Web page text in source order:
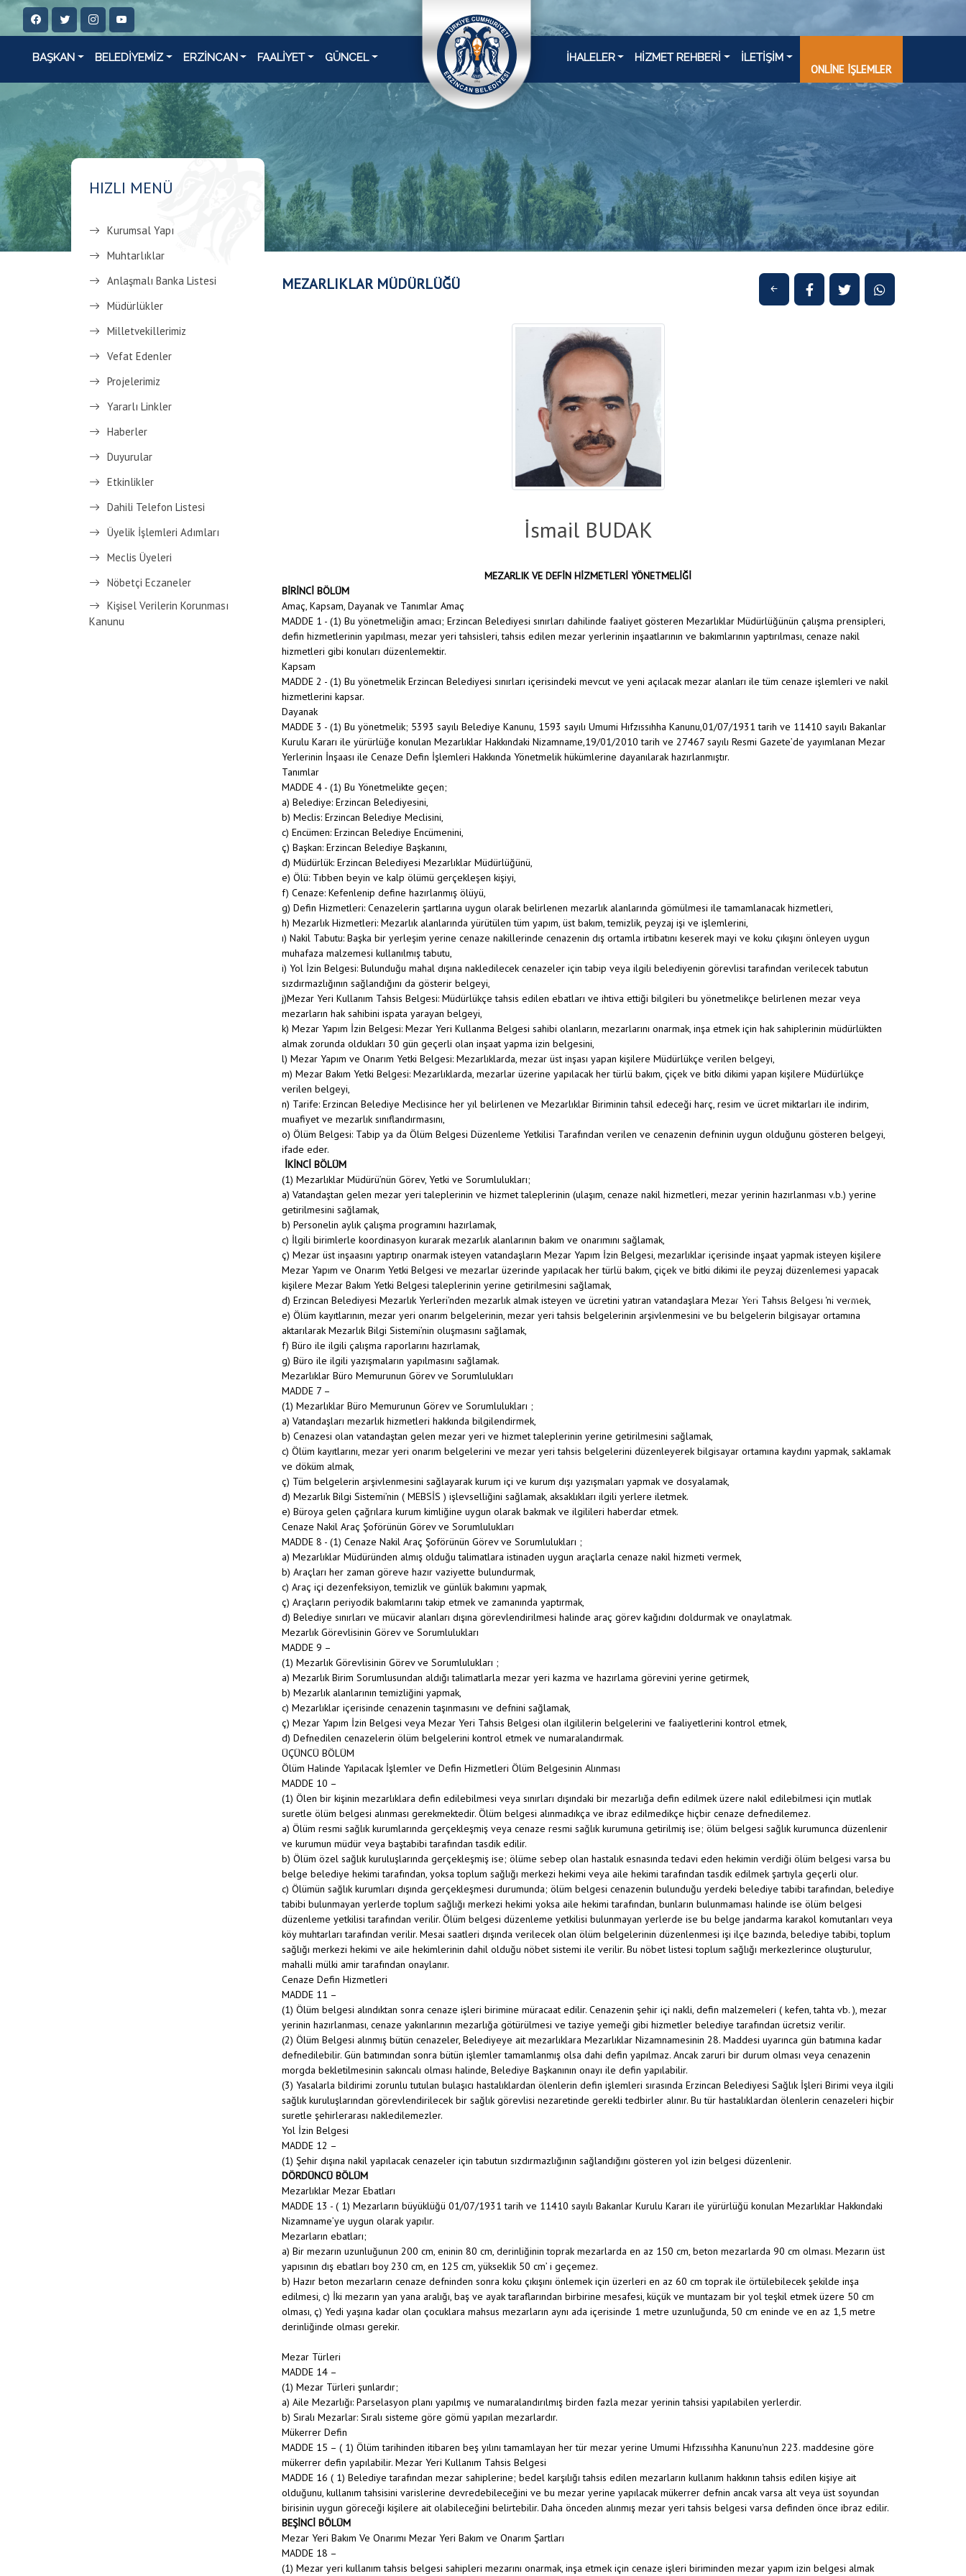
BAŞKAN BELEDİYEMİZ ERZİNCAN FAALİYET GÜNCEL İHALELER HİZMET REHBERİ İLETİŞİM
ONLİNE İŞLEMLER
Anasayfa / Müdürlükler / MEZARLIKLAR MÜDÜRLÜĞÜ
HIZLI MENÜ
Kurumsal Yapı
Muhtarlıklar
Anlaşmalı Banka Listesi
Müdürlükler
Milletvekillerimiz
Vefat Edenler
Projelerimiz
Yararlı Linkler
Haberler
Duyurular
Etkinlikler
Dahili Telefon Listesi
Üyelik İşlemleri Adımları
Meclis Üyeleri
Nöbetçi Eczaneler
Kişisel Verilerin Korunması
Kanunu
MEZARLIKLAR MÜDÜRLÜĞÜ
İsmail BUDAK
MEZARLIK VE DEFİN HİZMETLERİ YÖNETMELİĞİ
BİRİNCİ BÖLÜM
Amaç, Kapsam, Dayanak ve Tanımlar Amaç
MADDE 1 - (1) Bu yönetmeliğin amacı; Erzincan Belediyesi sınırları dahilinde faaliyet gösteren Mezarlıklar Müdürlüğünün çalışma prensipleri,
defin hizmetlerinin yapılması, mezar yeri tahsisleri, tahsis edilen mezar yerlerinin inşaatlarının ve bakımlarının yaptırılması, cenaze nakil
hizmetleri gibi konuları düzenlemektir.
Kapsam
MADDE 2 - (1) Bu yönetmelik Erzincan Belediyesi sınırları içerisindeki mevcut ve yeni açılacak mezar alanları ile tüm cenaze işlemleri ve nakil
hizmetlerini kapsar.
Dayanak
MADDE 3 - (1) Bu yönetmelik; 5393 sayılı Belediye Kanunu, 1593 sayılı Umumi Hıfzıssıhha Kanunu,01/07/1931 tarih ve 11410 sayılı Bakanlar
Kurulu Kararı ile yürürlüğe konulan Mezarlıklar Hakkındaki Nizamname,19/01/2010 tarih ve 27467 sayılı Resmi Gazete’de yayımlanan Mezar
Yerlerinin İnşaası ile Cenaze Defin İşlemleri Hakkında Yönetmelik hükümlerine dayanılarak hazırlanmıştır.
Tanımlar
MADDE 4 - (1) Bu Yönetmelikte geçen;
a) Belediye: Erzincan Belediyesini,
b) Meclis: Erzincan Belediye Meclisini,
c) Encümen: Erzincan Belediye Encümenini,
ç) Başkan: Erzincan Belediye Başkanını,
d) Müdürlük: Erzincan Belediyesi Mezarlıklar Müdürlüğünü,
e) Ölü: Tıbben beyin ve kalp ölümü gerçekleşen kişiyi,
f) Cenaze: Kefenlenip define hazırlanmış ölüyü,
g) Defin Hizmetleri: Cenazelerin şartlarına uygun olarak belirlenen mezarlık alanlarında gömülmesi ile tamamlanacak hizmetleri,
h) Mezarlık Hizmetleri: Mezarlık alanlarında yürütülen tüm yapım, üst bakım, temizlik, peyzaj işi ve işlemlerini,
ı) Nakil Tabutu: Başka bir yerleşim yerine cenaze nakillerinde cenazenin dış ortamla irtibatını keserek mayi ve koku çıkışını önleyen uygun
muhafaza malzemesi kullanılmış tabutu,
i) Yol İzin Belgesi: Bulunduğu mahal dışına nakledilecek cenazeler için tabip veya ilgili belediyenin görevlisi tarafından verilecek tabutun
sızdırmazlığının sağlandığını da gösterir belgeyi,
j)Mezar Yeri Kullanım Tahsis Belgesi: Müdürlükçe tahsis edilen ebatları ve ihtiva ettiği bilgileri bu yönetmelikçe belirlenen mezar veya
mezarların hak sahibini ispata yarayan belgeyi,
k) Mezar Yapım İzin Belgesi: Mezar Yeri Kullanma Belgesi sahibi olanların, mezarlarını onarmak, inşa etmek için hak sahiplerinin müdürlükten
almak zorunda oldukları 30 gün geçerli olan inşaat yapma izin belgesini,
l) Mezar Yapım ve Onarım Yetki Belgesi: Mezarlıklarda, mezar üst inşası yapan kişilere Müdürlükçe verilen belgeyi,
m) Mezar Bakım Yetki Belgesi: Mezarlıklarda, mezarlar üzerine yapılacak her türlü bakım, çiçek ve bitki dikimi yapan kişilere Müdürlükçe
verilen belgeyi,
n) Tarife: Erzincan Belediye Meclisince her yıl belirlenen ve Mezarlıklar Biriminin tahsil edeceği harç, resim ve ücret miktarları ile indirim,
muafiyet ve mezarlık sınıflandırmasını,
o) Ölüm Belgesi: Tabip ya da Ölüm Belgesi Düzenleme Yetkilisi Tarafından verilen ve cenazenin defninin uygun olduğunu gösteren belgeyi,
ifade eder.
İKİNCİ BÖLÜM
(1) Mezarlıklar Müdürü’nün Görev, Yetki ve Sorumlulukları;
a) Vatandaştan gelen mezar yeri taleplerinin ve hizmet taleplerinin (ulaşım, cenaze nakil hizmetleri, mezar yerinin hazırlanması v.b.) yerine
getirilmesini sağlamak,
b) Personelin aylık çalışma programını hazırlamak,
c) İlgili birimlerle koordinasyon kurarak mezarlık alanlarının bakım ve onarımını sağlamak,
ç) Mezar üst inşaasını yaptırıp onarmak isteyen vatandaşların Mezar Yapım İzin Belgesi, mezarlıklar içerisinde inşaat yapmak isteyen kişilere
Mezar Yapım ve Onarım Yetki Belgesi ve mezarlar üzerinde yapılacak her türlü bakım, çiçek ve bitki dikimi ile peyzaj düzenlemesi yapacak
kişilere Mezar Bakım Yetki Belgesi taleplerinin yerine getirilmesini sağlamak,
d) Erzincan Belediyesi Mezarlık Yerleri’nden mezarlık almak isteyen ve ücretini yatıran vatandaşlara Mezar Yeri Tahsis Belgesi 'ni vermek,
e) Ölüm kayıtlarının, mezar yeri onarım belgelerinin, mezar yeri tahsis belgelerinin arşivlenmesini ve bu belgelerin bilgisayar ortamına
aktarılarak Mezarlık Bilgi Sistemi’nin oluşmasını sağlamak,
f) Büro ile ilgili çalışma raporlarını hazırlamak,
g) Büro ile ilgili yazışmaların yapılmasını sağlamak.
Mezarlıklar Büro Memurunun Görev ve Sorumlulukları
MADDE 7 –
(1) Mezarlıklar Büro Memurunun Görev ve Sorumlulukları ;
a) Vatandaşları mezarlık hizmetleri hakkında bilgilendirmek,
b) Cenazesi olan vatandaştan gelen mezar yeri ve hizmet taleplerinin yerine getirilmesini sağlamak,
c) Ölüm kayıtlarını, mezar yeri onarım belgelerini ve mezar yeri tahsis belgelerini düzenleyerek bilgisayar ortamına kaydını yapmak, saklamak
ve döküm almak,
ç) Tüm belgelerin arşivlenmesini sağlayarak kurum içi ve kurum dışı yazışmaları yapmak ve dosyalamak,
d) Mezarlık Bilgi Sistemi’nin ( MEBSİS ) işlevselliğini sağlamak, aksaklıkları ilgili yerlere iletmek.
e) Büroya gelen çağrılara kurum kimliğine uygun olarak bakmak ve ilgilileri haberdar etmek.
Cenaze Nakil Araç Şoförünün Görev ve Sorumlulukları
MADDE 8 - (1) Cenaze Nakil Araç Şoförünün Görev ve Sorumlulukları ;
a) Mezarlıklar Müdüründen almış olduğu talimatlara istinaden uygun araçlarla cenaze nakil hizmeti vermek,
b) Araçları her zaman göreve hazır vaziyette bulundurmak,
c) Araç içi dezenfeksiyon, temizlik ve günlük bakımını yapmak,
ç) Araçların periyodik bakımlarını takip etmek ve zamanında yaptırmak,
d) Belediye sınırları ve mücavir alanları dışına görevlendirilmesi halinde araç görev kağıdını doldurmak ve onaylatmak.
Mezarlık Görevlisinin Görev ve Sorumlulukları
MADDE 9 –
(1) Mezarlık Görevlisinin Görev ve Sorumlulukları ;
a) Mezarlık Birim Sorumlusundan aldığı talimatlarla mezar yeri kazma ve hazırlama görevini yerine getirmek,
b) Mezarlık alanlarının temizliğini yapmak,
c) Mezarlıklar içerisinde cenazenin taşınmasını ve defnini sağlamak,
ç) Mezar Yapım İzin Belgesi veya Mezar Yeri Tahsis Belgesi olan ilgililerin belgelerini ve faaliyetlerini kontrol etmek,
d) Defnedilen cenazelerin ölüm belgelerini kontrol etmek ve numaralandırmak.
ÜÇÜNCÜ BÖLÜM
Ölüm Halinde Yapılacak İşlemler ve Defin Hizmetleri Ölüm Belgesinin Alınması
MADDE 10 –
(1) Ölen bir kişinin mezarlıklara defin edilebilmesi veya sınırları dışındaki bir mezarlığa defin edilmek üzere nakil edilebilmesi için mutlak
suretle ölüm belgesi alınması gerekmektedir. Ölüm belgesi alınmadıkça ve ibraz edilmedikçe hiçbir cenaze defnedilemez.
a) Ölüm resmi sağlık kurumlarında gerçekleşmiş veya cenaze resmi sağlık kurumuna getirilmiş ise; ölüm belgesi sağlık kurumunca düzenlenir
ve kurumun müdür veya baştabibi tarafından tasdik edilir.
b) Ölüm özel sağlık kuruluşlarında gerçekleşmiş ise; ölüme sebep olan hastalık esnasında tedavi eden hekimin verdiği ölüm belgesi varsa bu
belge belediye hekimi tarafından, yoksa toplum sağlığı merkezi hekimi veya aile hekimi tarafından tasdik edilmek şartıyla geçerli olur.
c) Ölümün sağlık kurumları dışında gerçekleşmesi durumunda; ölüm belgesi cenazenin bulunduğu yerdeki belediye tabibi tarafından, belediye
tabibi bulunmayan yerlerde toplum sağlığı merkezi hekimi yoksa aile hekimi tarafından, bunların bulunmaması halinde ise ölüm belgesi
düzenleme yetkilisi tarafından verilir. Ölüm belgesi düzenleme yetkilisi bulunmayan yerlerde ise bu belge jandarma karakol komutanları veya
köy muhtarları tarafından verilir. Mesai saatleri dışında verilecek olan ölüm belgelerinin düzenlenmesi işi ilçe bazında, belediye tabibi, toplum
sağlığı merkezi hekimi ve aile hekimlerinin dahil olduğu nöbet sistemi ile verilir. Bu nöbet listesi toplum sağlığı merkezlerince oluşturulur,
mahalli mülki amir tarafından onaylanır.
Cenaze Defin Hizmetleri
MADDE 11 –
(1) Ölüm belgesi alındıktan sonra cenaze işleri birimine müracaat edilir. Cenazenin şehir içi nakli, defin malzemeleri ( kefen, tahta vb. ), mezar
yerinin hazırlanması, cenaze yakınlarının mezarlığa götürülmesi ve taziye yemeği gibi hizmetler belediye tarafından ücretsiz verilir.
(2) Ölüm Belgesi alınmış bütün cenazeler, Belediyeye ait mezarlıklara Mezarlıklar Nizamnamesinin 28. Maddesi uyarınca gün batımına kadar
defnedilebilir. Gün batımından sonra bütün işlemler tamamlanmış olsa dahi defin yapılmaz. Ancak zaruri bir durum olması veya cenazenin
morgda bekletilmesinin sakıncalı olması halinde, Belediye Başkanının onayı ile defin yapılabilir.
(3) Yasalarla bildirimi zorunlu tutulan bulaşıcı hastalıklardan ölenlerin defin işlemleri sırasında Erzincan Belediyesi Sağlık İşleri Birimi veya ilgili
sağlık kuruluşlarından görevlendirilecek bir sağlık görevlisi nezaretinde gerekli tedbirler alınır. Bu tür hastalıklardan ölenlerin cenazeleri hiçbir
suretle şehirlerarası nakledilemezler.
Yol İzin Belgesi
MADDE 12 –
(1) Şehir dışına nakil yapılacak cenazeler için tabutun sızdırmazlığının sağlandığını gösteren yol izin belgesi düzenlenir.
DÖRDÜNCÜ BÖLÜM
Mezarlıklar Mezar Ebatları
MADDE 13 - ( 1) Mezarların büyüklüğü 01/07/1931 tarih ve 11410 sayılı Bakanlar Kurulu Kararı ile yürürlüğü konulan Mezarlıklar Hakkındaki
Nizamname’ye uygun olarak yapılır.
Mezarların ebatları;
a) Bir mezarın uzunluğunun 200 cm, eninin 80 cm, derinliğinin toprak mezarlarda en az 150 cm, beton mezarlarda 90 cm olması. Mezarın üst
yapısının dış ebatları boy 230 cm, en 125 cm, yükseklik 50 cm’ i geçemez.
b) Hazır beton mezarların cenaze defninden sonra koku çıkışını önlemek için üzerleri en az 60 cm toprak ile örtülebilecek şekilde inşa
edilmesi, c) İki mezarın yan yana aralığı, baş ve ayak taraflarından birbirine mesafesi, küçük ve muntazam bir yol teşkil etmek üzere 50 cm
olması, ç) Yedi yaşına kadar olan çocuklara mahsus mezarların aynı ada içerisinde 1 metre uzunluğunda, 50 cm eninde ve en az 1,5 metre
derinliğinde olması gerekir.
Mezar Türleri
MADDE 14 –
(1) Mezar Türleri şunlardır;
a) Aile Mezarlığı: Parselasyon planı yapılmış ve numaralandırılmış birden fazla mezar yerinin tahsisi yapılabilen yerlerdir.
b) Sıralı Mezarlar: Sıralı sisteme göre gömü yapılan mezarlardır.
Mükerrer Defin
MADDE 15 – ( 1) Ölüm tarihinden itibaren beş yılını tamamlayan her tür mezar yerine Umumi Hıfzıssıhha Kanunu'nun 223. maddesine göre
mükerrer defin yapılabilir. Mezar Yeri Kullanım Tahsis Belgesi
MADDE 16 ( 1) Belediye tarafından mezar sahiplerine; bedel karşılığı tahsis edilen mezarların kullanım hakkının tahsis edilen kişiye ait
olduğunu, kullanım tahsisini varislerine devredebileceğini ve bu mezar yerine yapılacak mükerrer defnin ancak varsa alt veya üst soyundan
birisinin uygun göreceği kişilere ait olabileceğini belirtebilir. Daha önceden alınmış mezar yeri tahsis belgesi varsa definden önce ibraz edilir.
BEŞİNCİ BÖLÜM
Mezar Yeri Bakım Ve Onarımı Mezar Yeri Bakım ve Onarım Şartları
MADDE 18 –
(1) Mezar yeri kullanım tahsis belgesi sahipleri mezarını onarmak, inşa etmek için cenaze işleri biriminden mezar yapım izin belgesi almak